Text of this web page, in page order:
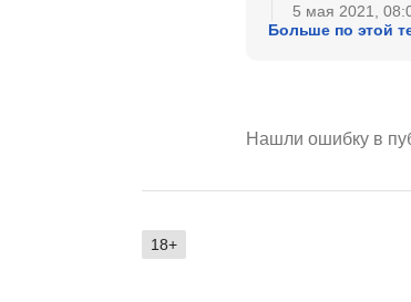
5 мая 2021,
Больше по этой
Нашли ошибку в
18+